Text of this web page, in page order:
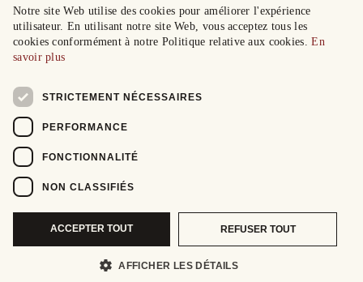
Notre site Web utilise des cookies pour améliorer l'expérience
utilisateur. En utilisant notre site Web, vous acceptez tous les
cookies conformément à notre Politique relative aux cookies.En
savoir plus
STRICTEMENT NÉCESSAIRES
PERFORMANCE
FONCTIONNALITÉ
NON CLASSIFIÉS
ACCEPTER TOUT REFUSER TOUT
AFFICHER LES DÉTAILS